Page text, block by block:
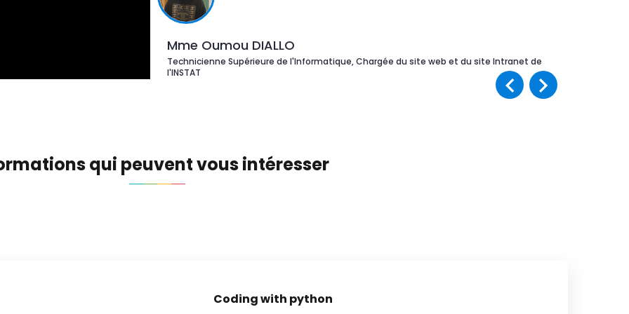
Mme Oumou DIALLO
Technicienne Supérieure de l'Informatique, Chargée du site web et du site Intranet de
l'INSTAT
qui peuvent vous intéresser
Coding with python